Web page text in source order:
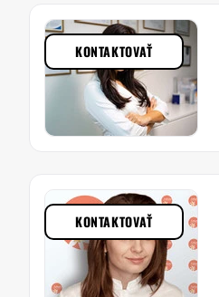
KONTAKTOVAŤ
KONTAKTOVAŤ